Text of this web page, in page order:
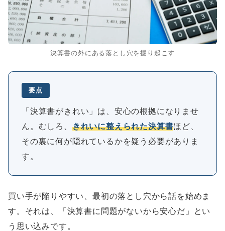
決算書の外にある落とし穴を掘り起こす
要点
「決算書がきれい」は、安心の根拠になりませ
ん。むしろ、 きれいに整えられた決算書ほど、
その裏に何が隠れているかを疑う必要がありま
す。
買い手が陥りやすい、最初の落とし穴から話を始めま
す。それは、「決算書に問題がないから安心だ」とい
う思い込みです。